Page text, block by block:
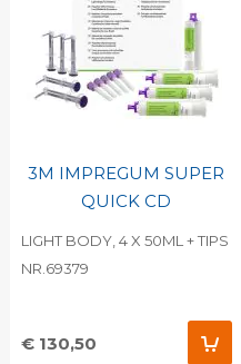
3M IMPREGUM SUPER
QUICK CD
LIGHT BODY, 4 X 50ML + TIPS
NR.69379
€ 130,50